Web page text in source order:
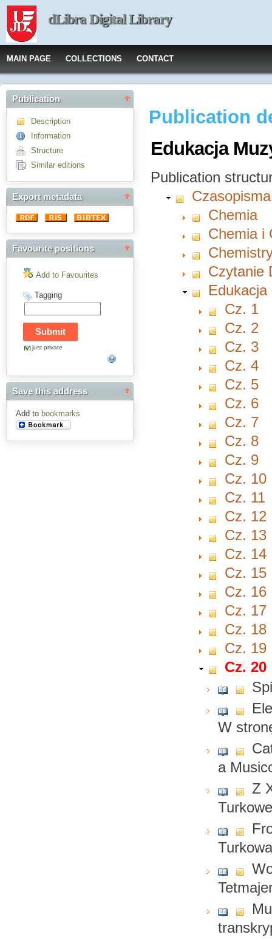
dLibra Digital Library
MAIN PAGE COLLECTIONS CONTACT
Publication
Description
Information
Structure
Similar editions
Export metadata
Favourite positions
Add to Favourites
Tagging
just private
Save this address
Add to bookmarks
Publication
Edukacja
Publication
Chemia
Chemia i
Czytanie
Cz. 1
Cz. 2
Cz. 3
Cz. 4
Cz. 5
Cz. 6
Cz. 7
Cz. 8
Cz. 9
Cz. 10
Cz. 11
Cz. 12
Cz. 13
Cz. 14
Cz. 15
Cz. 16
Cz. 17
Cz. 18
Cz. 19
Cz. 20
W
a
Z